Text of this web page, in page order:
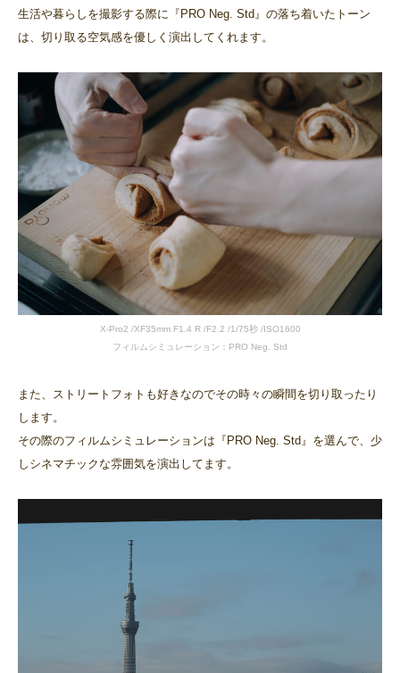
生活や暮らしを撮影する際に『PRO Neg. Std』の落ち着いたトーン
は、切り取る空気感を優しく演出してくれます。
X-Pro2 /XF35mm F1.4 R /F2.2 /1/75秒 /ISO1600
フィルムシミュレーション：PRO Neg. Std
また、ストリートフォトも好きなのでその時々の瞬間を切り取ったり
します。
その際のフィルムシミュレーションは『PRO Neg. Std』を選んで、少
しシネマチックな雰囲気を演出してます。